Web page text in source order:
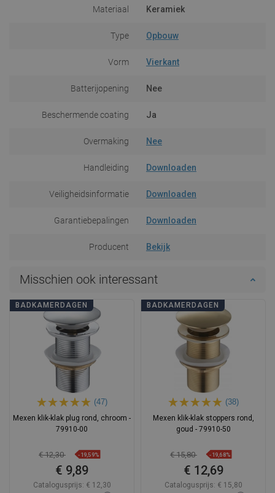
Materiaal Keramiek
Type Opbouw
Vorm Vierkant
Batterijopening Nee
Beschermende coating Ja
Overmaking Nee
Handleiding Downloaden
Veiligheidsinformatie Downloaden
Garantiebepalingen Downloaden
Producent Bekijk
Misschien ook interessant
BADKAMERDAGEN
(47)
Mexen klik-klak plug rond, chroom -
79910-00
€ 12,30 -19,59%
€ 9,89
Catalogusprijs: € 12,30
BADKAMERDAGEN
(38)
Mexen klik-klak stoppers rond,
goud - 79910-50
€ 15,80 -19,68%
€ 12,69
Catalogusprijs: € 15,80